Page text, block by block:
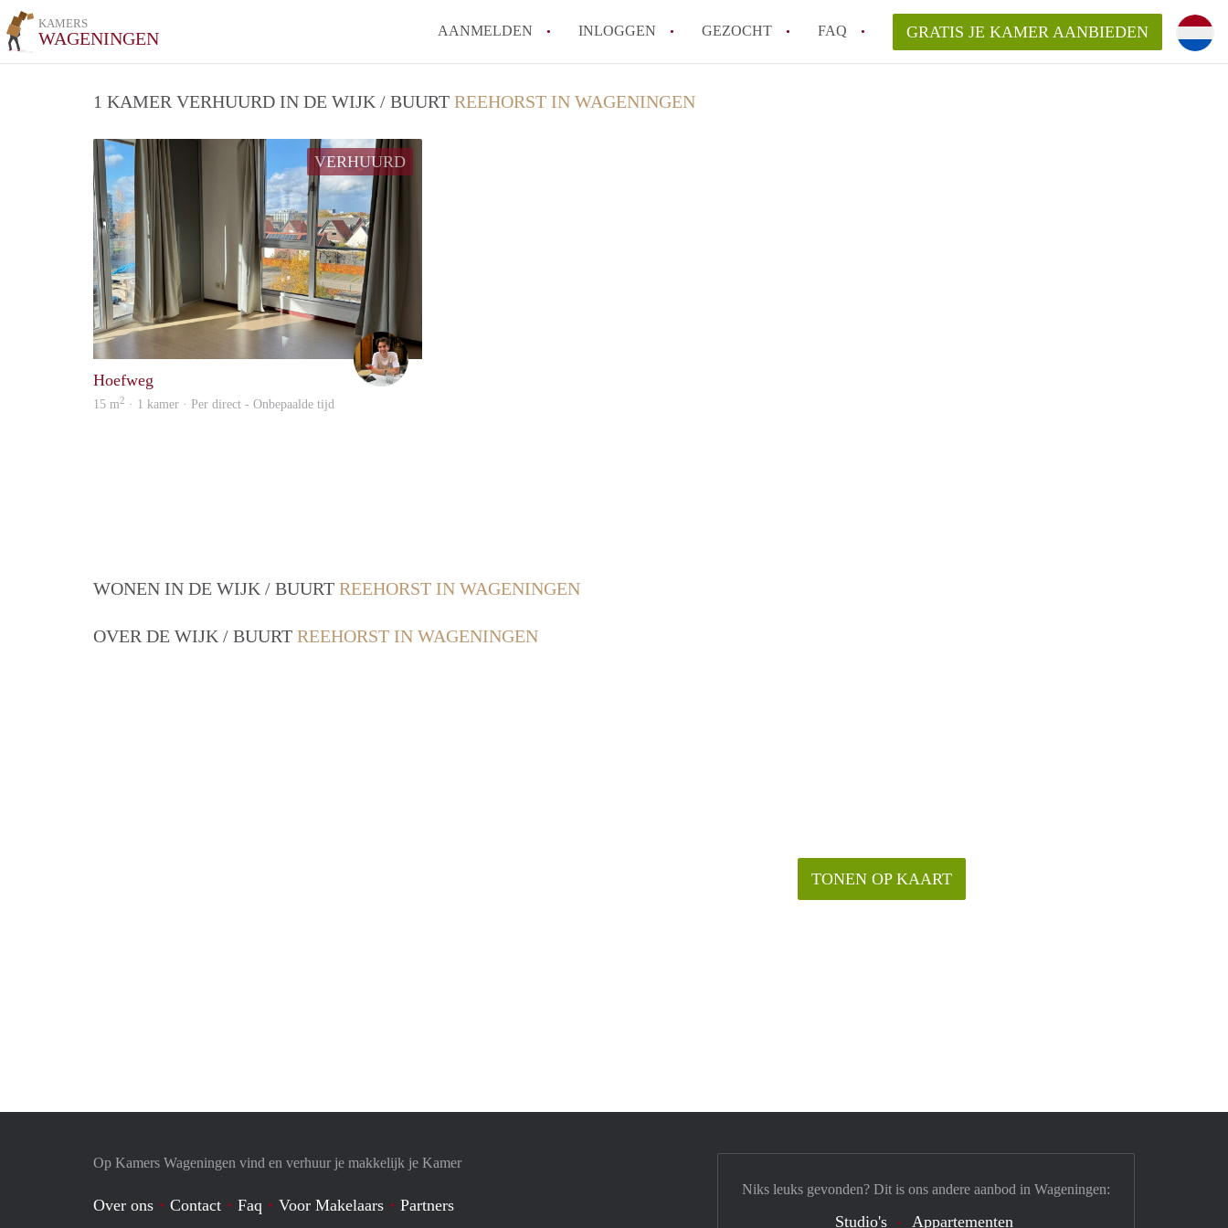
KAMERS
WAGENINGEN AANMELDEN INLOGGEN GEZOCHT FAQ
How to translate KamersWageningen!
GRATIS JE KAMER AANBIEDEN
1 KAMER VERHUURD IN DE WIJK / BUURT REEHORST IN WAGENINGEN
VERHUURD
Niels
Hoefweg
15 m2 · 1 kamer · Per direct - Onbepaalde tijd
WONEN IN DE WIJK / BUURT REEHORST IN WAGENINGEN
OVER DE WIJK / BUURT REEHORST IN WAGENINGEN
TONEN OP KAART
Op Kamers Wageningen vind en verhuur je makkelijk je Kamer
Over ons Contact Faq Voor Makelaars Partners
Niks leuks gevonden? Dit is ons andere aanbod in Wageningen:
Studio's Appartementen